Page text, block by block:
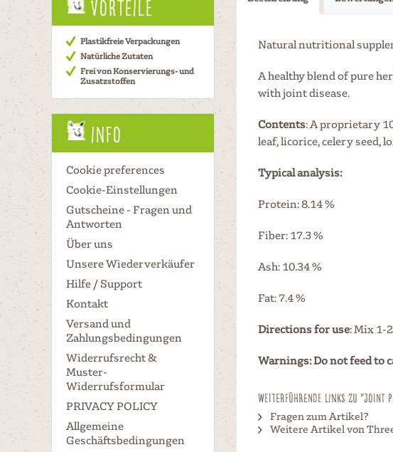
Vorteile
Plastikfreie Verpackungen
Natürliche Zutaten
Frei von Konservierungs- und
Zusatzstoffen
Info
Cookie preferences
Cookie-Einstellungen
Gutscheine - Fragen und
Antworten
Über uns
Unsere Wiederverkäufer
Hilfe / Support
Kontakt
Versand und
Zahlungsbedingungen
Widerrufsrecht &
Muster-
Widerrufsformular
PRIVACY POLICY
Allgemeine
Geschäftsbedingungen
Natural nutritional
A healthy blend of pure
with joint disease.
Contents: A proprietary
leaf, licorice, celery seed,
Typical analysis:
Protein: 8.14 %
Fiber: 17.3 %
Ash: 10.34 %
Fat: 7.4 %
Directions for use: Mix 1-
Warnings: Do not feed to
Weiterführende Links zu "Joint
Fragen zum Artikel?
Weitere Artikel von